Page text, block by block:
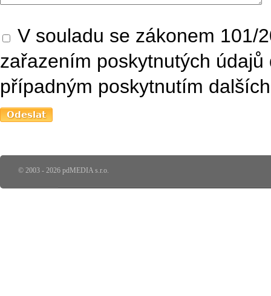
V souladu se zákonem 101/
zařazením poskytnutých
případným poskytnutím
© 2003 - 2026 pdMEDIA s.r.o.